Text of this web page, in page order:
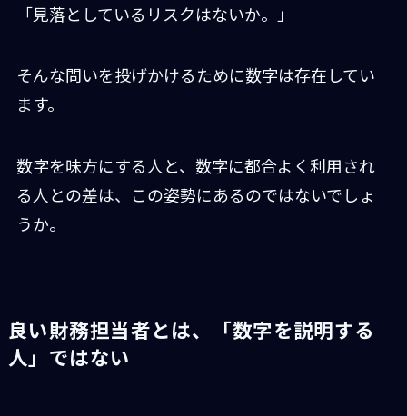
「見落としているリスクはないか。」
そんな問いを投げかけるために数字は存在してい
ます。
数字を味方にする人と、数字に都合よく利用され
る人との差は、この姿勢にあるのではないでしょ
うか。
良い財務担当者とは、「数字を説明する
人」ではない